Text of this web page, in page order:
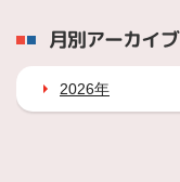
月別アーカイブ
2026年